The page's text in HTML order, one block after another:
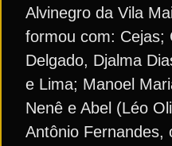
Alvinegro da Vila
formou com: Cejas;
Delgado, Djalma
e Lima; Manoel
Nenê e Abel (Léo
Antônio Fernandes,